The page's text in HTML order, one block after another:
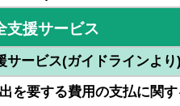
支援サービス
サービス(ガイドラインより
を要する費用の支払に関